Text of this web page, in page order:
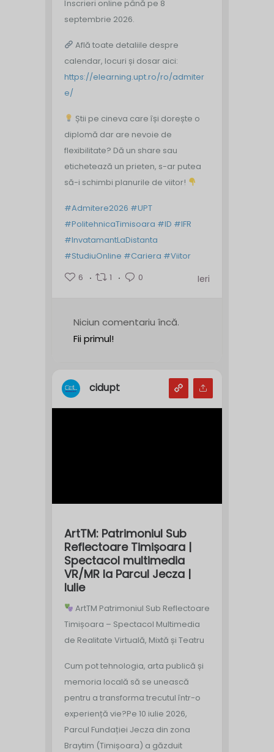
Înscrieri online până pe 8
septembrie 2026.
Află toate detaliile despre
calendar, locuri și dosar aici:
https://elearning.upt.ro/ro/admiter
e/
Știi pe cineva care își dorește o
diplomă dar are nevoie de
flexibilitate? Dă un share sau
etichetează un prieten, s-ar putea
să-i schimbi planurile de viitor!
#Admitere2026 #UPT
#PolitehnicaTimisoara #ID #IFR
#InvatamantLaDistanta
#StudiuOnline #Cariera #Viitor
6
1 0 Ieri
Niciun comentariu încă.
Fii primul!
cidupt
ArtTM: Patrimoniul Sub
Reflectoare Timișoara |
Spectacol multimedia
VR/MR la Parcul Jecza |
Iulie
ArtTM Patrimoniul Sub Reflectoare
Timișoara – Spectacol Multimedia
de Realitate Virtuală, Mixtă și Teatru
Cum pot tehnologia, arta publică și
memoria locală să se unească
pentru a transforma trecutul într-o
experiență vie?Pe 10 iulie 2026,
Parcul Fundației Jecza din zona
Braytim (Timișoara) a găzduit